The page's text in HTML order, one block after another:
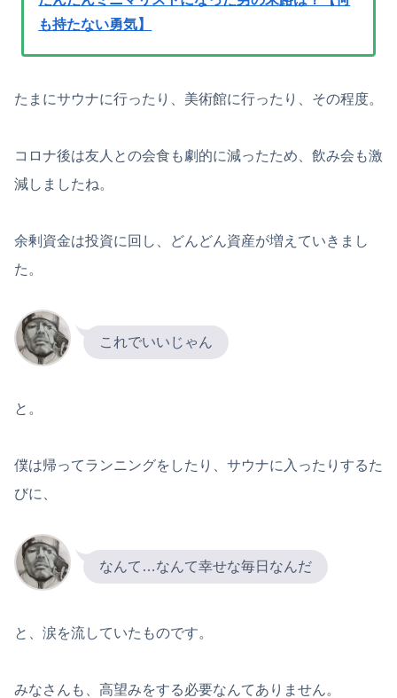
も持たない勇気】
たまにサウナに行ったり、美術館に行ったり、その程度。
コロナ後は友人との会食も劇的に減ったため、飲み会も激
減しましたね。
余剰資金は投資に回し、どんどん資産が増えていきまし
た。
これでいいじゃん
と。
僕は帰ってランニングをしたり、サウナに入ったりするた
びに、
なんて…なんて幸せな毎日なんだ
と、涙を流していたものです。
みなさんも、高望みをする必要なんてありません。